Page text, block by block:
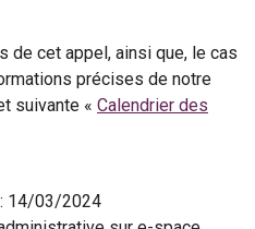
de cet appel, ainsi que, le cas
précises de notre
suivante « Calendrier des
14/03/2024